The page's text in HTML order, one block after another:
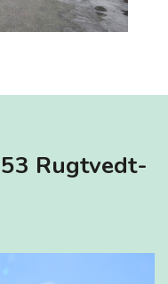
Rugtvedt-